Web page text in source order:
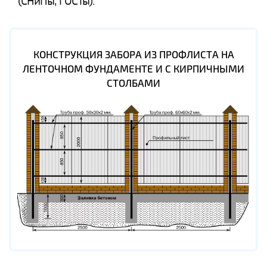
КОНСТРУКЦИЯ ЗАБОРА ИЗ ПРОФЛИСТА НА
ЛЕНТОЧНОМ ФУНДАМЕНТЕ И С КИРПИЧНЫМИ
СТОЛБАМИ